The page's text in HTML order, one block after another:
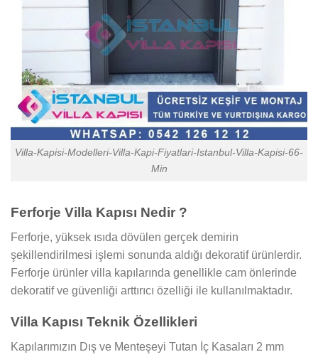
Villa-Kapisi-Modelleri-Villa-Kapi-Fiyatlari-Istanbul-Villa-Kapisi-66-
Min
Ferforje Villa Kapısı Nedir ?
Ferforje, yüksek ısıda dövülen gerçek demirin
şekillendirilmesi işlemi sonunda aldığı dekoratif ürünlerdir.
Ferforje ürünler villa kapılarında genellikle cam önlerinde
dekoratif ve güvenliği arttırıcı özelliği ile kullanılmaktadır.
Villa Kapısı Teknik Özellikleri
Kapılarımızın Dış ve Menteşeyi Tutan İç Kasaları 2 mm